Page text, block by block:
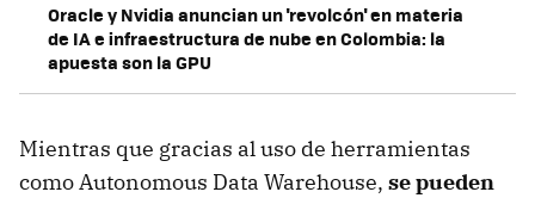
Oracle y Nvidia anuncian un 'revolcón' en materia
de IA e infraestructura de nube en Colombia: la
apuesta son la GPU
Mientras que gracias al uso de herramientas
como Autonomous Data Warehouse, se pueden